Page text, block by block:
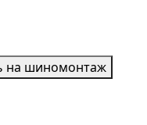
на шиномонтаж